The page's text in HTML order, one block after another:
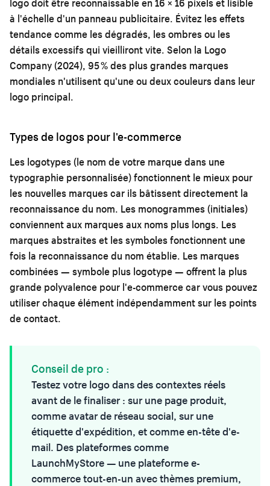
à l'échelle d'un panneau publicitaire. Évitez les effets
tendance comme les dégradés, les ombres ou les
détails excessifs qui vieilliront vite. Selon la Logo
Company (2024), 95 % des plus grandes marques
mondiales n'utilisent qu'une ou deux couleurs dans leur
logo principal.
Types de logos pour l'e-commerce
Les logotypes (le nom de votre marque dans une
typographie personnalisée) fonctionnent le mieux pour
les nouvelles marques car ils bâtissent directement la
reconnaissance du nom. Les monogrammes (initiales)
conviennent aux marques aux noms plus longs. Les
marques abstraites et les symboles fonctionnent une
fois la reconnaissance du nom établie. Les marques
combinées — symbole plus logotype — offrent la plus
grande polyvalence pour l'e-commerce car vous pouvez
utiliser chaque élément indépendamment sur les points
de contact.
Conseil de pro :
Testez votre logo dans des contextes réels
avant de le finaliser : sur une page produit,
comme avatar de réseau social, sur une
étiquette d'expédition, et comme en-tête d'e-
mail. Des plateformes comme
LaunchMyStore— une plateforme e-
commerce tout-en-un avec thèmes premium,